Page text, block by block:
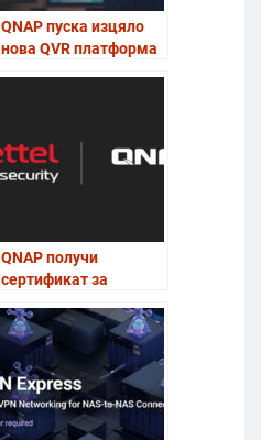
QNAP пуска изцяло
нова QVR платформа
QNAP получи
сертификат за
Viettel